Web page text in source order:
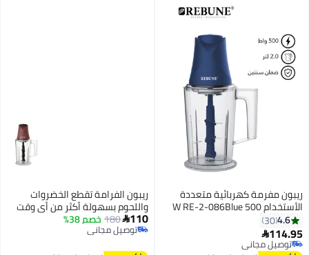
ريبون مفرمة كهربائية متعددة
الأستخدام 500 W RE-2-086Blue
4.6
30
114.95
توصيل مجاني
بتخلّص بسرعة
ريبون الفرامة تقطع الخضروات
واللحوم بسهولة أكثر من أي وقت
مضى مع وعاء سعة 2 لتر
110
180 خصم 38%
توصيل مجاني
توصيل مجاني